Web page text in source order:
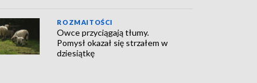
ROZMAITOŚCI
Owce przyciągają tłumy.
Pomysł okazał się strzałem w
dziesiątkę